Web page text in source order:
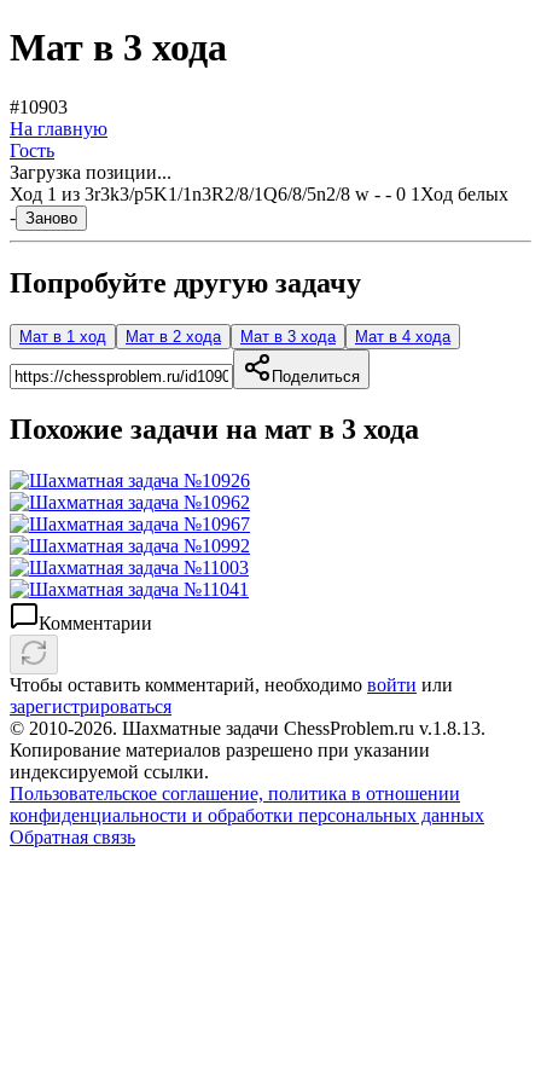
Мат в 3 хода
#10903
На главную
Гость
Загрузка позиции...
Ход 1 из 3r3k3/p5K1/1n3R2/8/1Q6/8/5n2/8 w - - 0 1 Ход белых
- Заново
Попробуйте другую задачу
Мат в 1 ход Мат в 2 хода Мат в 3 хода Мат в 4 хода
Поделиться
Похожие задачи на мат в 3 хода
Комментарии
Чтобы оставить комментарий, необходимо войти или
зарегистрироваться
© 2010-2026. Шахматные задачи ChessProblem.ru v.1.8.13.
Копирование материалов разрешено при указании
индексируемой ссылки.
Пользовательское соглашение, политика в отношении
конфиденциальности и обработки персональных данных
Обратная связь